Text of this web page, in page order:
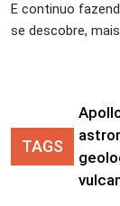
E continuo
se descobre,
TAGS